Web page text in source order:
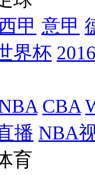
甲 意甲
界杯
CBA
播 NBA
育